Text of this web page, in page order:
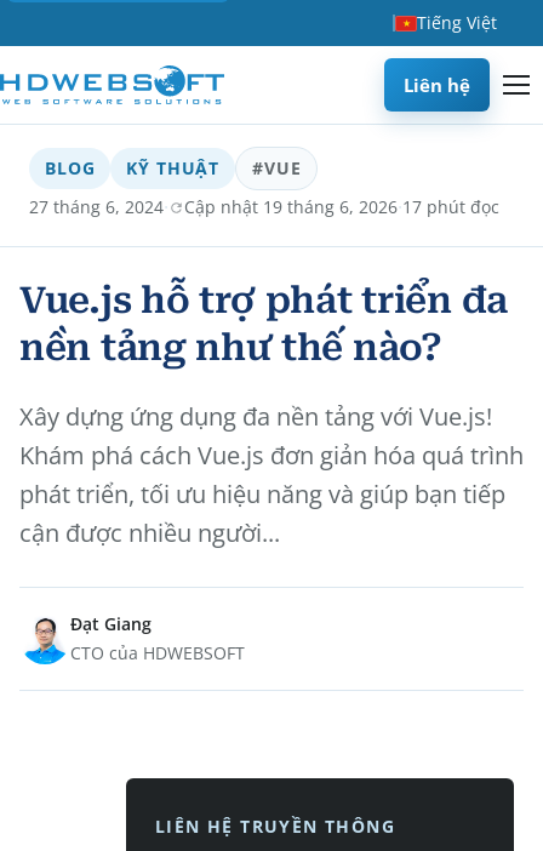
Tiếng Việt
Liên hệ
BLOG KỸ THUẬT
#VUE
27 tháng 6, 2024· Cập nhật 19 tháng 6, 2026·17 phút đọc
Vue.js hỗ trợ phát triển đa
nền tảng như thế nào?
Xây dựng ứng dụng đa nền tảng với Vue.js!
Khám phá cách Vue.js đơn giản hóa quá trình
phát triển, tối ưu hiệu năng và giúp bạn tiếp
cận được nhiều người...
Đạt Giang
CTO của HDWEBSOFT
LIÊN HỆ TRUYỀN THÔNG